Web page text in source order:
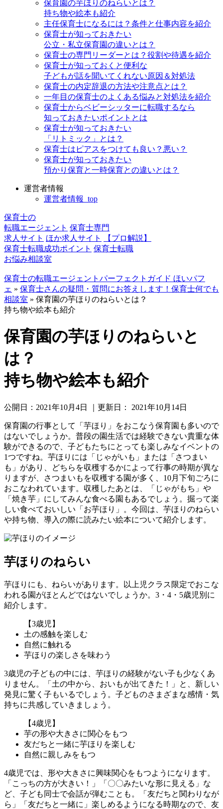
保育園の芋ほりのねらいとは？
持ち物や絵本も紹介
主任保育士になるには？条件と仕事内容を紹介
保育士が知っておきたい
公立・私立保育園の違いとは？
保育士の専門リーダーとは？役割や待遇を紹介
保育士が知っておくと便利な
子どもが話を聞いてくれない原因＆対処法
保育士の内定辞退の方法や注意点とは？
一年目の保育士のよくある悩みと対処法を紹介
保育士からベビーシッターに転職するなら
知っておきたいポイントとは
保育士が知っておきたい
「リトミック」とは？
保育士はピアスをつけても良い？悪い？
保育士が知っておきたい
預かり保育と一時保育との違いとは？
運営者情報
運営者情報_top
保育士の
転職エージェント 保育士専門
求人サイト ほか求人サイト
【プロ解説】
保育士転職成功ポイント 保育士転職
お悩み相談室
保育士の転職エージェントパーフェクトガイド ほいパフ
ェ » 保育士さんの疑問・質問にお答えします！保育士何でも
相談室 » 保育園の芋ほりのねらいとは？
持ち物や絵本も紹介
保育園の芋ほりのねらいと
は？
持ち物や絵本も紹介
公開日： 2021年10月4日 ｜更新日： 2021年10月14日
保育園の行事として「芋ほり」をおこなう保育園も多いので
はないでしょうか。普段の園生活では経験できない貴重な体
験ができるので、子どもたちにとっても楽しみなイベントの
1つですね。芋ほりには「じゃがいも」または「さつまい
も」があり、どちらを収穫するかによって行事の時期が異な
りますが、さつまいもを収穫する園が多く、10月下旬ごろに
おこなわれています。収穫したあとは、「じゃがもち」や
「焼き芋」にしてみんな食べる園もあるでしょう。掘って楽
しい食べておいしい「お芋ほり」。今回は、芋ほりのねらい
や持ち物、導入の際に読みたい絵本について紹介します。
芋ほりのねらい
芋ほりにも、ねらいがあります。以上児クラス限定でおこな
われる園がほとんどではないでしょうか。3・4・5歳児別に
紹介します。
【3歳児】
土の感触を楽しむ
自然に触れる
芋ほりの楽しさを味わう
3歳児の子どもの中には、芋ほりの経験がない子も少なくあ
りません。「土の中から、おいもが出てきた！」と、新しい
発見に驚く子もいるでしょう。子どものさまざまな感情・気
持ちに共感していきましょう。
【4歳児】
芋の形や大きさに関心をもつ
友だちと一緒に芋ほりを楽しむ
自然に親しみをもつ
4歳児では、形や大きさに興味関心をもつようになります。
「こっちの方が大きい！」「〇〇みたいな形に見える」な
ど、子ども同士で会話が弾むことも。「友だちと関わりなが
ら」「友だちと一緒に」楽しめるようになる時期なので、友